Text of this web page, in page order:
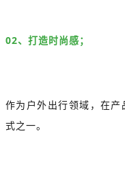
02、打造时尚感；
作为户外出行领域，在
式之一。